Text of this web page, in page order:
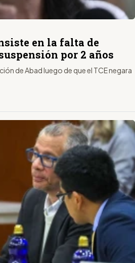
en la falta de
por 2 años
de Abad luego de que el TCE negara